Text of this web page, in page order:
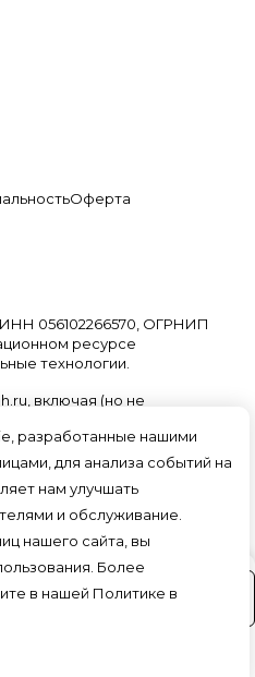
разработанные нашими
для анализа событий на
нам улучшать
и обслуживание.
нашего сайта, вы
Более
в нашей Политике в
(3-4 дня)
Оферта
056102266570, ОГРНИП
ресурсе
технологии
включая (но не
дизайн и оформление
наименование
права и прав на
защищены российским
соглашениями об
далее